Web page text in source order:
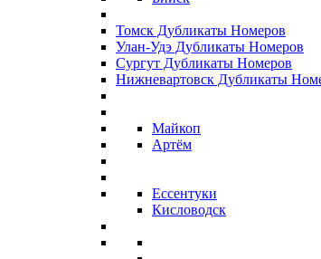
Томск Дубликаты Номеров
Улан-Удэ Дубликаты Номеров
Сургут Дубликаты Номеров
Нижневартовск Дубликаты
Майкоп
Артём
Ессентуки
Кисловодск